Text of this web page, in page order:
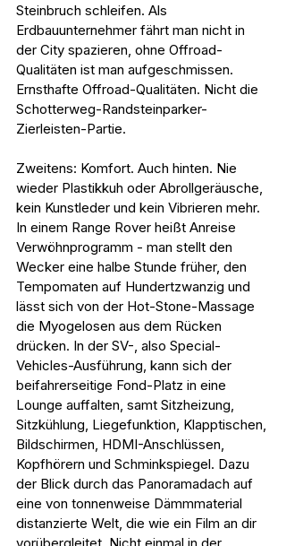
Steinbruch schleifen. Als
Erdbauunternehmer fährt man nicht in
der City spazieren, ohne Offroad-
Qualitäten ist man aufgeschmissen.
Ernsthafte Offroad-Qualitäten. Nicht die
Schotterweg-Randsteinparker-
Zierleisten-Partie.
Zweitens: Komfort. Auch hinten. Nie
wieder Plastikkuh oder Abrollgeräusche,
kein Kunstleder und kein Vibrieren mehr.
In einem Range Rover heißt Anreise
Verwöhnprogramm - man stellt den
Wecker eine halbe Stunde früher, den
Tempomaten auf Hundertzwanzig und
lässt sich von der Hot-Stone-Massage
die Myogelosen aus dem Rücken
drücken. In der SV-, also Special-
Vehicles-Ausführung, kann sich der
beifahrerseitige Fond-Platz in eine
Lounge auffalten, samt Sitzheizung,
Sitzkühlung, Liegefunktion, Klapptischen,
Bildschirmen, HDMI-Anschlüssen,
Kopfhörern und Schminkspiegel. Dazu
der Blick durch das Panoramadach auf
eine von tonnenweise Dämmmaterial
distanzierte Welt, die wie ein Film an dir
vorübergleitet. Nicht einmal in der